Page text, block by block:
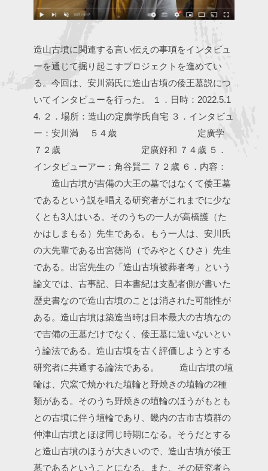
造山古墳に関連する言い伝えの事項をインタビュ
ーを通じて掘り起こすプロジェクトを進めてい
る。今回は、安川満氏に造山古墳の倭王墓説につ
いてインタビューを行った。
１．日時：2022.5.1
4. ２．場所：造山の定廣学氏自宅 ３．インタビュ
ー：安川満 ５４歳 定廣学
７２歳 定廣好和 ７４歳 ５．
インタビューアー：角谷賢二 ７２歳 ６．内容：
造山古墳が吉備の大王の墓ではなくて倭王墓
であるという説を唱える研究者がこれまでに少な
くとも3人はいる。そのうちの一人が高橋護（た
かはしまもる）先生である。もう一人は、安川氏
の大先輩である出宮徳尚（でみやとくひさ）先生
である。出宮先生の「造山古墳被葬者考」という
論文では、古事記、日本書紀は支配者側が書いた
歴史書なので造山古墳のことは消された可能性が
ある。造山古墳は築造当時は日本最大の古墳なの
で吉備の王墓だけでなく、倭王墓に違いないとい
う論法である。造山古墳を古く評価しようとする
研究者に共通する論法である。
造山古墳の埴
輪は、穴窯で焼かれた埴輪と野焼きの埴輪の2種
類がある。そのうち野焼きの埴輪のほうがもとも
との古墳に伴う埴輪であり、畿内の古市古墳群の
仲津山古墳とほぼ同じ時期になる。そうだとする
と造山古墳のほうが大きいので、造山古墳が倭王
墓であるということになる。また、その研究者ら